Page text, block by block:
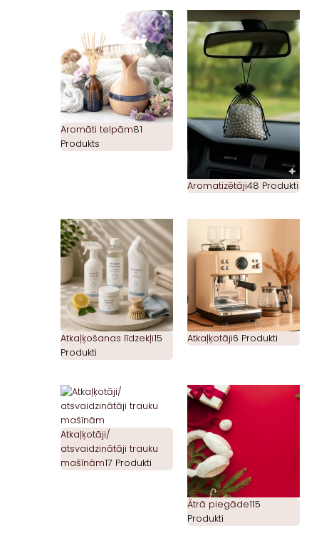
Aromāti telpām81
Produkts
Aromatizētāji48 Produkti
Atkaļķošanas līdzekļi15
Produkti
Atkaļķotāji6 Produkti
Atkaļķotāji/
atsvaidzinātāji trauku
mašīnām17 Produkti
Ātrā piegāde115
Produkti